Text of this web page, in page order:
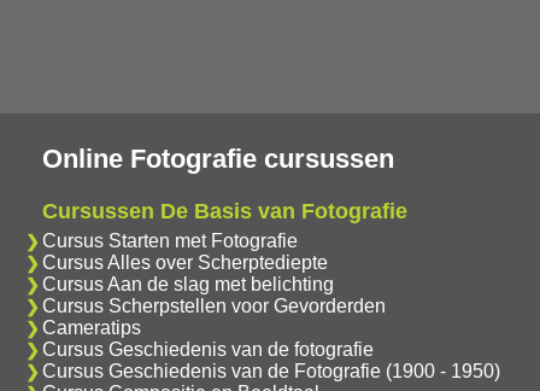
Online Fotografie cursussen
Cursussen De Basis van Fotografie
Cursus Starten met Fotografie
Cursus Alles over Scherptediepte
Cursus Aan de slag met belichting
Cursus Scherpstellen voor Gevorderden
Cameratips
Cursus Geschiedenis van de fotografie
Cursus Geschiedenis van de Fotografie (1900 - 1950)